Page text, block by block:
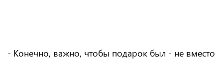
- Конечно, важно, чтобы подарок был - не вместо